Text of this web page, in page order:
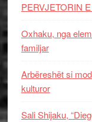
PERVJETORIN
Oxhaku, nga
familjar
Arbëreshët si
kulturor
Sali Shijaku,